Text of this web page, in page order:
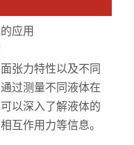
应用
张力特性以及不同
过测量不同液体在
以深入了解液体的
互作用力等信息。